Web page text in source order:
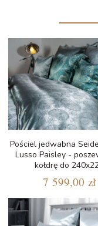
Pościel jedwabna
Lusso Paisley -
kołdrę do
7 599,00 zł